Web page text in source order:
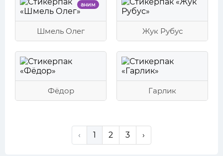
аним
Шмель Олег Жук Рубус
Фёдор Гарлик
‹ 1 2 3 ›